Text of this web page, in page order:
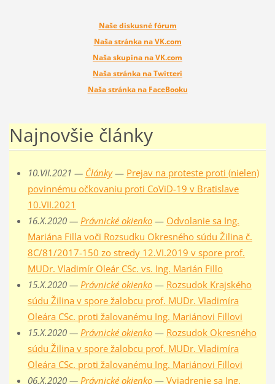
Naše diskusné fórum
Naša stránka na VK.com
Naša skupina na VK.com
Naša stránka na Twitteri
Naša stránka na FaceBooku
Najnovšie články
10.VII.2021 — Články— Prejav na proteste proti (nielen)
povinnému očkovaniu proti CoViD-19 v Bratislave
10.VII.2021
16.X.2020 — Právnické okienko— Odvolanie sa Ing.
Mariána Filla voči Rozsudku Okresného súdu Žilina č.
8C/81/2017-150 zo stredy 12.VI.2019 v spore prof.
MUDr. Vladimír Oleár CSc. vs. Ing. Marián Fillo
15.X.2020 — Právnické okienko— Rozsudok Krajského
súdu Žilina v spore žalobcu prof. MUDr. Vladimíra
Oleára CSc. proti žalovanému Ing. Mariánovi Fillovi
15.X.2020 — Právnické okienko— Rozsudok Okresného
súdu Žilina v spore žalobcu prof. MUDr. Vladimíra
Oleára CSc. proti žalovanému Ing. Mariánovi Fillovi
06.X.2020 — Právnické okienko— Vyjadrenie sa Ing.